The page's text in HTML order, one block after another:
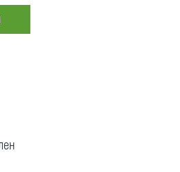
впечатлений